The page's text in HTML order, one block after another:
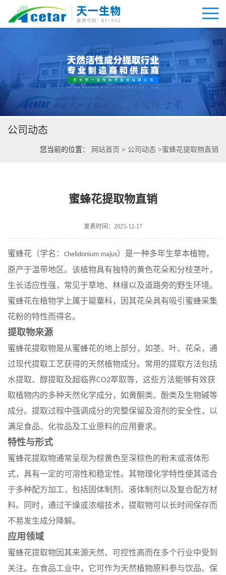
公司首页
公司介绍
公司动态
产品展厅
公司动态
您当前的位置： 网站首页 > 公司动态 >蜜蜂花提取物直销
蜜蜂花提取物直销
发表时间：2025-12-17
蜜蜂花（学名： Chelidonium majus）是一种多年生草本植物，
原产于温带地区。该植物具有独特的黄色花朵和分枝茎叶，
生长适应性强，常见于草地、林缘以及道路旁的野生环境。
蜜蜂花在植物学上属于罂粟科，因其花朵具有吸引蜜蜂采集
花粉的特性而得名。
提取物来源
蜜蜂花提取物是从蜜蜂花的地上部分，如茎、叶、花朵，通
过现代提取工艺获得的天然植物成分。常用的提取方法包括
水提取、醇提取及超临界CO2萃取等，这些方法能够有效获
取植物内的多种天然化学成分，如黄酮类、酚类及生物碱等
成分。提取过程中强调成分的完整保留及溶剂的安全性，以
满足食品、化妆品及工业原料的应用要求。
特性与形式
蜜蜂花提取物通常呈现为棕黄色至深棕色的粉末或液体形
式，具有一定的可溶性和稳定性。其物理化学特性使其适合
于多种配方加工，包括固体制剂、液体制剂以及复合配方材
料。同时，通过干燥或浓缩技术，提取物可以长时间保存而
不易发生成分降解。
应用领域
蜜蜂花提取物因其来源天然、可控性高而在多个行业中受到
关注。在食品工业中，它可作为天然植物原料参与饮品、保